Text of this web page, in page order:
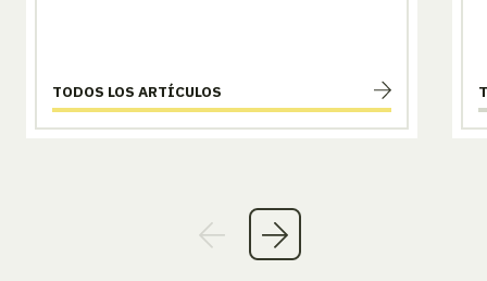
TODOS LOS ARTÍCULOS